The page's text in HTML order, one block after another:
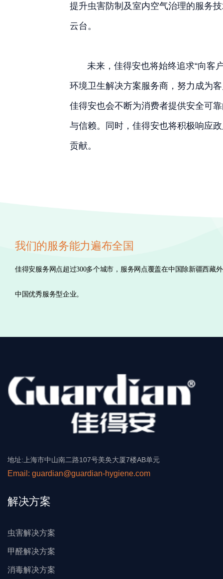
提升虫害防制及室内空气治理的服务
云台。
未来，佳得安也将始终追求“向客户
环境卫生解决方案服务商，努力成为
佳得安也会不断为消费者提供安全可
与信赖。同时，佳得安也将积极响应
贡献。
我们的服务能力遍布全国
佳得安服务网点超过300多个城市，服务网点覆盖在中国除新疆西藏
中国优秀服务型企业。
地址:上海市中山南二路107号美奂大厦7楼AB单元
Email: guardian@guardian-hygiene.com
解决方案
虫害解决方案
甲醛解决方案
消毒解决方案